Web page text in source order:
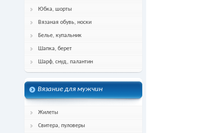
Юбка, шорты
Вязаная обувь, носки
Белье, купальник
Шапка, берет
Шарф, снуд, палантин
Вязание для мужчин
Жилеты
Свитера, пуловеры